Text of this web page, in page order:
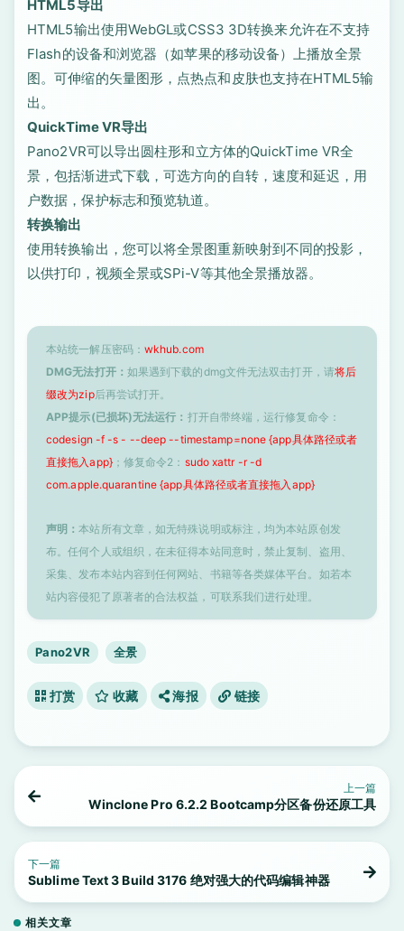
HTML5导出
HTML5输出使用WebGL或CSS3 3D转换来允许在不支持
Flash的设备和浏览器（如苹果的移动设备）上播放全景
图。可伸缩的矢量图形，点热点和皮肤也支持在HTML5输
出。
QuickTime VR导出
Pano2VR可以导出圆柱形和立方体的QuickTime VR全
景，包括渐进式下载，可选方向的自转，速度和延迟，用
户数据，保护标志和预览轨道。
转换输出
使用转换输出，您可以将全景图重新映射到不同的投影，
以供打印，视频全景或SPi-V等其他全景播放器。
本站统一解压密码： wkhub.com
DMG无法打开： 如果遇到下载的dmg文件无法双击打开，请将后
缀改为zip后再尝试打开。
APP提示(已损坏)无法运行： 打开自带终端，运行修复命令：
codesign -f -s - --deep --timestamp=none {app具体路径或者
直接拖入app}；修复命令2： sudo xattr -r -d
com.apple.quarantine {app具体路径或者直接拖入app}
声明：本站所有文章，如无特殊说明或标注，均为本站原创发
布。任何个人或组织，在未征得本站同意时，禁止复制、盗用、
采集、发布本站内容到任何网站、书籍等各类媒体平台。如若本
站内容侵犯了原著者的合法权益，可联系我们进行处理。
Pano2VR 全景
打赏 收藏 海报 链接
上一篇
Winclone Pro 6.2.2 Bootcamp分区备份还原工具
下一篇
Sublime Text 3 Build 3176 绝对强大的代码编辑神器
相关文章